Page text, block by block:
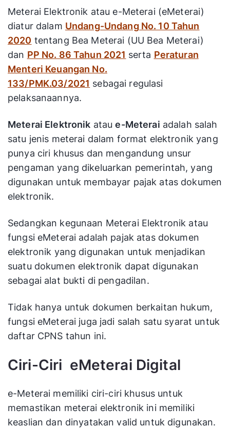
Meterai Elektronik atau e-Meterai (eMeterai)
diatur dalam Undang-Undang No. 10 Tahun
2020 tentang Bea Meterai (UU Bea Meterai)
dan PP No. 86 Tahun 2021 serta Peraturan
Menteri Keuangan No.
133/PMK.03/2021 sebagai regulasi
pelaksanaannya.
Meterai Elektronik ataue-Meterai adalah salah
satu jenis meterai dalam format elektronik yang
punya ciri khusus dan mengandung unsur
pengaman yang dikeluarkan pemerintah, yang
digunakan untuk membayar pajak atas dokumen
elektronik.
Sedangkan kegunaan Meterai Elektronik atau
fungsi eMeterai adalah pajak atas dokumen
elektronik yang digunakan untuk menjadikan
suatu dokumen elektronik dapat digunakan
sebagai alat bukti di pengadilan.
Tidak hanya untuk dokumen berkaitan hukum,
fungsi eMeterai juga jadi salah satu syarat untuk
daftar CPNS tahun ini.
Ciri-Ciri eMeterai Digital
e-Meterai memiliki ciri-ciri khusus untuk
memastikan meterai elektronik ini memiliki
keaslian dan dinyatakan valid untuk digunakan.